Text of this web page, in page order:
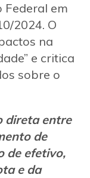
Federal em
2024. O
na
e critica
sobre o
direta entre
de
de efetivo,
e da